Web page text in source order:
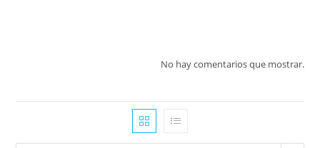
No hay comentarios que mostrar.